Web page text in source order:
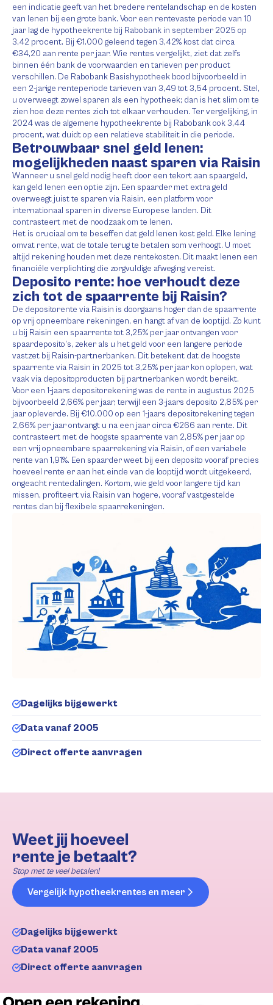
een indicatie geeft van het bredere rentelandschap en de kosten
van lenen bij een grote bank. Voor een rentevaste periode van 10
jaar lag de hypotheekrente bij Rabobank in september 2025 op
3,42 procent. Bij €1.000 geleend tegen 3,42% kost dat circa
€34,20 aan rente per jaar. Wie rentes vergelijkt, ziet dat zelfs
binnen één bank de voorwaarden en tarieven per product
verschillen. De Rabobank Basishypotheek bood bijvoorbeeld in
een 2-jarige renteperiode tarieven van 3,49 tot 3,54 procent. Stel,
u overweegt zowel sparen als een hypotheek; dan is het slim om te
zien hoe deze rentes zich tot elkaar verhouden. Ter vergelijking, in
2024 was de algemene hypotheekrente bij Rabobank ook 3,44
procent, wat duidt op een relatieve stabiliteit in die periode.
Betrouwbaar snel geld lenen:
mogelijkheden naast sparen via Raisin
Wanneer u snel geld nodig heeft door een tekort aan spaargeld,
kan geld lenen een optie zijn. Een spaarder met extra geld
overweegt juist te sparen via Raisin, een platform voor
internationaal sparen in diverse Europese landen. Dit
contrasteert met de noodzaak om te lenen.
Het is cruciaal om te beseffen dat geld lenen kost geld. Elke lening
omvat rente, wat de totale terug te betalen som verhoogt. U moet
altijd rekening houden met deze rentekosten. Dit maakt lenen een
financiële verplichting die zorgvuldige afweging vereist.
Deposito rente: hoe verhoudt deze
zich tot de spaarrente bij Raisin?
De depositorente via Raisin is doorgaans hoger dan de spaarrente
op vrij opneembare rekeningen, en hangt af van de looptijd. Zo kunt
u bij Raisin een spaarrente tot 3,25% per jaar ontvangen voor
spaardeposito’s, zeker als u het geld voor een langere periode
vastzet bij Raisin-partnerbanken. Dit betekent dat de hoogste
spaarrente via Raisin in 2025 tot 3,25% per jaar kon oplopen, wat
vaak via depositoproducten bij partnerbanken wordt bereikt.
Voor een 1-jaars depositorekening was de rente in augustus 2025
bijvoorbeeld 2,66% per jaar, terwijl een 3-jaars deposito 2,85% per
jaar opleverde. Bij €10.000 op een 1-jaars depositorekening tegen
2,66% per jaar ontvangt u na een jaar circa €266 aan rente. Dit
contrasteert met de hoogste spaarrente van 2,85% per jaar op
een vrij opneembare spaarrekening via Raisin, of een variabele
rente van 1,91%. Een spaarder weet bij een deposito vooraf precies
hoeveel rente er aan het einde van de looptijd wordt uitgekeerd,
ongeacht rentedalingen. Kortom, wie geld voor langere tijd kan
missen, profiteert via Raisin van hogere, vooraf vastgestelde
rentes dan bij flexibele spaarrekeningen.
Dagelijks bijgewerkt
Data vanaf 2005
Direct offerte aanvragen
Weet jij hoeveel
rente je betaalt?
Stop met te veel betalen!
Vergelijk hypotheekrentes en meer
Dagelijks bijgewerkt
Data vanaf 2005
Direct offerte aanvragen